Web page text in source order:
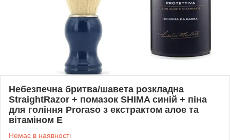
Небезпечна бритва/шавета розкладна
StraightRazor + помазок SHIMA синій + піна
для гоління Proraso з екстрактом алое та
вітаміном Е
Немає в наявності